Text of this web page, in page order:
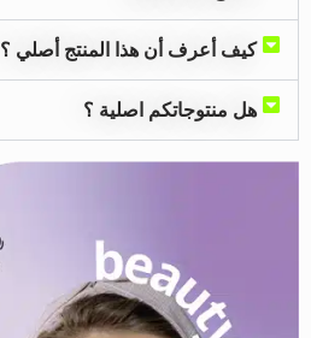
كيف أعرف أن هذا المنتج أصلي ؟
هل منتوجاتكم اصلية ؟